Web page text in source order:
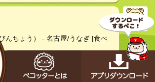
んちょう） - 名古屋/うなぎ [食べ
amp/s/s.tabelog.com/aichi/A
top_amp/
かがでしょうか？